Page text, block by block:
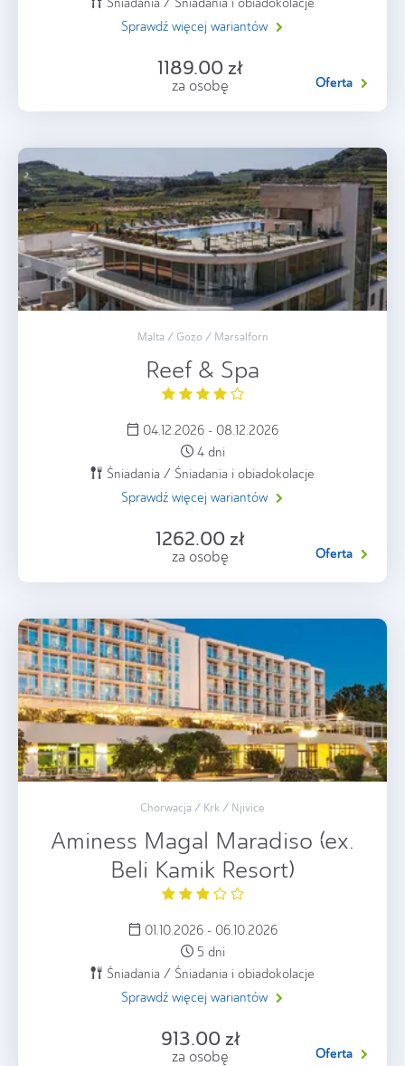
Śniadania / Śniadania i obiadokolacje
Sprawdź więcej wariantów
1189.00 zł
za osobę Oferta
Malta / Gozo / Marsalforn
Reef & Spa
04.12.2026 - 08.12.2026
4 dni
Śniadania / Śniadania i obiadokolacje
Sprawdź więcej wariantów
1262.00 zł
za osobę Oferta
Chorwacja / Krk / Njivice
Aminess Magal Maradiso (ex.
Beli Kamik Resort)
01.10.2026 - 06.10.2026
5 dni
Śniadania / Śniadania i obiadokolacje
Sprawdź więcej wariantów
913.00 zł
za osobę Oferta